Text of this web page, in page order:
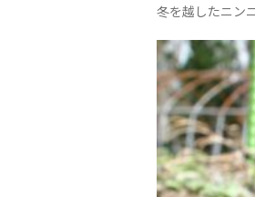
冬を越したニンニ